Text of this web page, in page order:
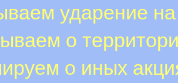
ударение
о
о иных